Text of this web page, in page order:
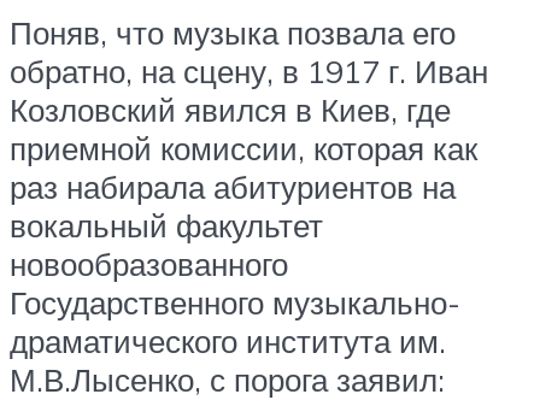
Поняв, что музыка позвала его
обратно, на сцену, в 1917 г. Иван
Козловский явился в Киев, где
приемной комиссии, которая как
раз набирала абитуриентов на
вокальный факультет
новообразованного
Государственного музыкально-
драматического института им.
М.В.Лысенко, с порога заявил: